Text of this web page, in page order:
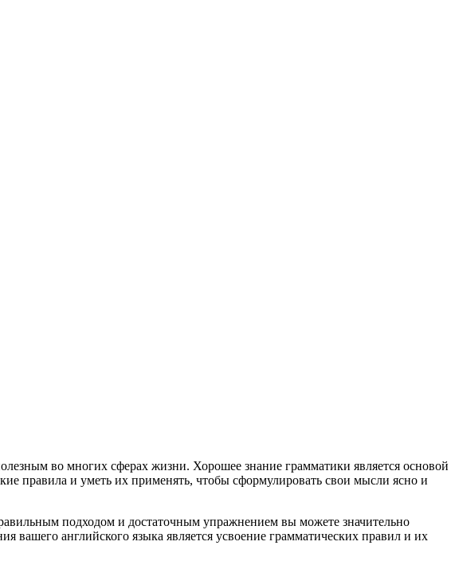
во многих сферах жизни. Хорошее знание грамматики является основой
правила и уметь их применять, чтобы сформулировать свои мысли ясно и
подходом и достаточным упражнением вы можете значительно
английского языка является усвоение грамматических правил и их